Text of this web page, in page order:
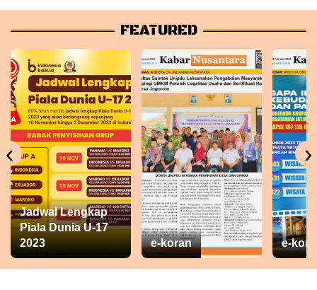
FEATURED
Jadwal Lengkap
Piala Dunia U-17
2023
e-koran e-
‹ ›